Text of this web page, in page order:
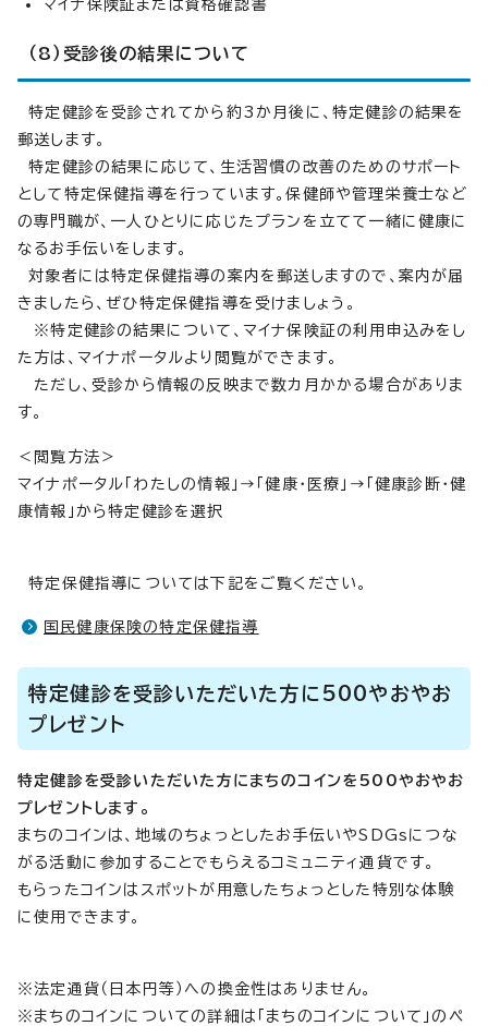
マイナ保険証または資格確認書
（8）受診後の結果について
特定健診を受診されてから約3か月後に、特定健診の結果を
郵送します。
特定健診の結果に応じて、生活習慣の改善のためのサポート
として特定保健指導を行っています。保健師や管理栄養士など
の専門職が、一人ひとりに応じたプランを立てて一緒に健康に
なるお手伝いをします。
対象者には特定保健指導の案内を郵送しますので、案内が届
きましたら、ぜひ特定保健指導を受けましょう。
※特定健診の結果について、マイナ保険証の利用申込みをし
た方は、マイナポータルより閲覧ができます。
ただし、受診から情報の反映まで数カ月かかる場合がありま
す。
＜閲覧方法＞
マイナポータル「わたしの情報」→「健康・医療」→「健康診断・健
康情報」から特定健診を選択
特定保健指導については下記をご覧ください。
国民健康保険の特定保健指導
特定健診を受診いただいた方に500やおやお
プレゼント
特定健診を受診いただいた方にまちのコインを500やおやお
プレゼントします。
まちのコインは、地域のちょっとしたお手伝いやSDGsにつな
がる活動に参加することでもらえるコミュニティ通貨です。
もらったコインはスポットが用意したちょっとした特別な体験
に使用できます。
※法定通貨（日本円等）への換金性はありません。
※まちのコインについての詳細は「まちのコインについて」のペ